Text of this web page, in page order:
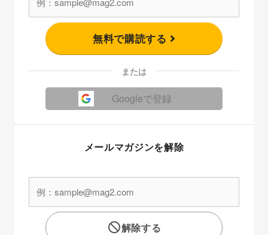
無料で購読する
または
Googleで登録
メールマガジンを解除
解除する